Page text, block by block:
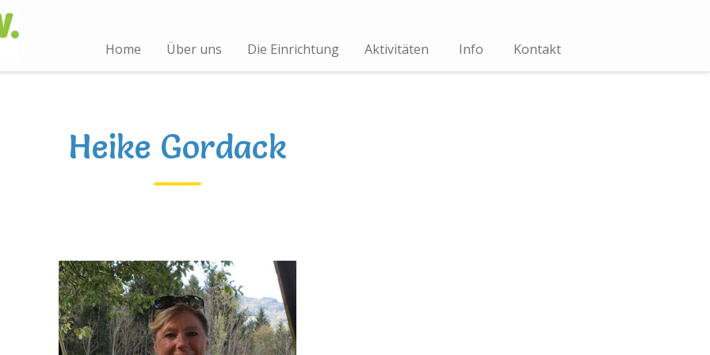
Home Über uns Die Einrichtung Aktivitäten Info Kontakt
Heike Gordack